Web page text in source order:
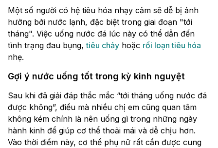
Một số người có hệ tiêu hóa nhạy cảm sẽ dễ bị ảnh
hưởng bởi nước lạnh, đặc biệt trong giai đoạn "tới
tháng". Việc uống nước đá lúc này có thể dẫn đến
tình trạng đau bụng,tiêu chảy hoặc rối loạn tiêu hóa
nhẹ.
Gợi ý nước uống tốt trong kỳ kinh nguyệt
Sau khi đã giải đáp thắc mắc “tới tháng uống nước đá
được không”, điều mà nhiều chị em cũng quan tâm
không kém chính là nên uống gì trong những ngày
hành kinh để giúp cơ thể thoải mái và dễ chịu hơn.
Vào thời điểm này, cơ thể phụ nữ rất cần được cung